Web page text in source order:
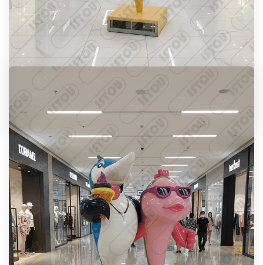
sculpture contemporaine féminine